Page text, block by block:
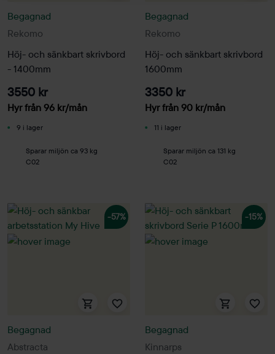
Rekomo
Begagnad
Höj- och sänkbart skrivbord
- 1400mm
3550 kr
Hyr från 96 kr/mån
9 i lager
Sparar miljön ca 93 kg
C02
Rekomo
Begagnad
Höj- och sänkbart skrivbord
1600mm
3350 kr
Hyr från 90 kr/mån
11 i lager
Sparar miljön ca 131 kg
C02
-57%
Abstracta
Begagnad
-15%
Kinnarps
Begagnad